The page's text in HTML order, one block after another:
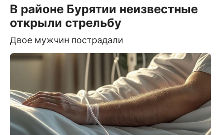
В районе Бурятии неизвестные
открыли стрельбу
Двое мужчин пострадали